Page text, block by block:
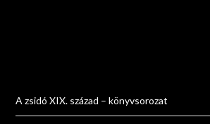
A zsidó XIX. század – könyvsorozat